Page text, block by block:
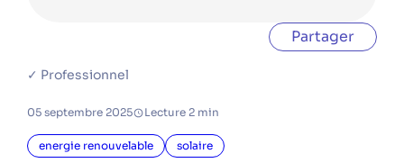
Catégories
copropriété
Partager
✓ Professionnel
05 septembre 2025 Lecture 2 min
energie renouvelable solaire